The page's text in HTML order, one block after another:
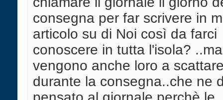
consegna per far scrivere in
articolo su di Noi così da farci
conoscere in tutta l'isola?
vengono anche loro a
durante la consegna..che ne